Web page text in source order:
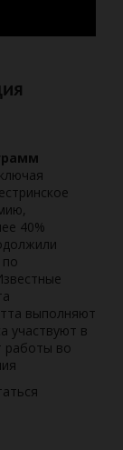
40%
по
выполняют
участвуют в
работы во